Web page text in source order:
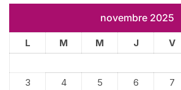
novembre 2025
L M M J V
3
4 5 6 7